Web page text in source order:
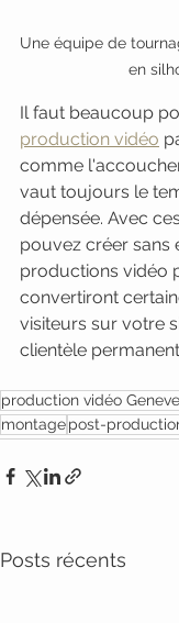
Une équipe de
en
Il faut beaucoup
production vidéo
comme
vaut toujours le
dépensée. Avec
pouvez créer sans
productions vidéo
convertiront
visiteurs sur votre
clientèle
production vidéo Geneve
montagepost-
Posts récents